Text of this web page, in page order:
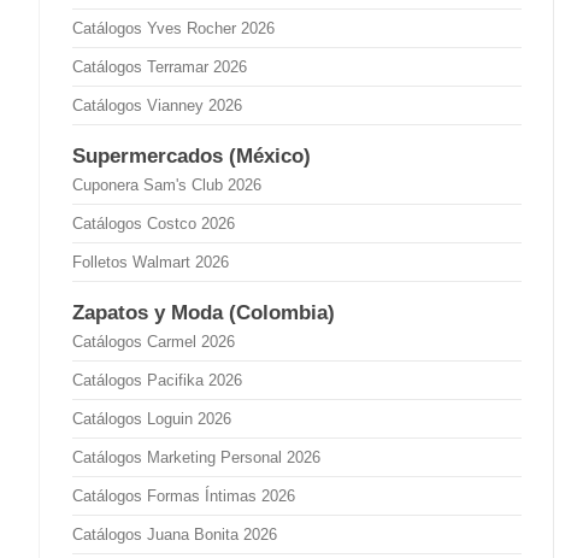
Catálogos Yves Rocher 2026
Catálogos Terramar 2026
Catálogos Vianney 2026
Supermercados (México)
Cuponera Sam's Club 2026
Catálogos Costco 2026
Folletos Walmart 2026
Zapatos y Moda (Colombia)
Catálogos Carmel 2026
Catálogos Pacifika 2026
Catálogos Loguin 2026
Catálogos Marketing Personal 2026
Catálogos Formas Íntimas 2026
Catálogos Juana Bonita 2026